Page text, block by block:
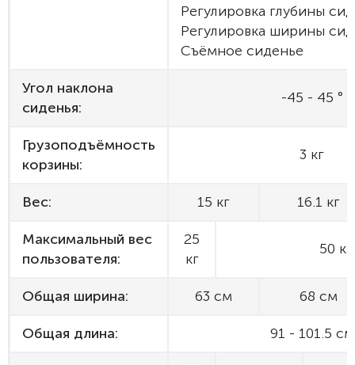
Регулировка глубины
Регулировка ширины
Съёмное сиденье
Угол наклона
сиденья:
-45 - 45 °
Грузоподъёмность
корзины:
3 кг
Вес: 15 кг 16.1 кг
Максимальный вес
пользователя:
25
кг
50 кг
Общая ширина: 63 см 68 см
Общая длина: 91 - 101.5 см